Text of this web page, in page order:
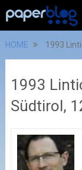
HOME 1993
1993
Südtirol,